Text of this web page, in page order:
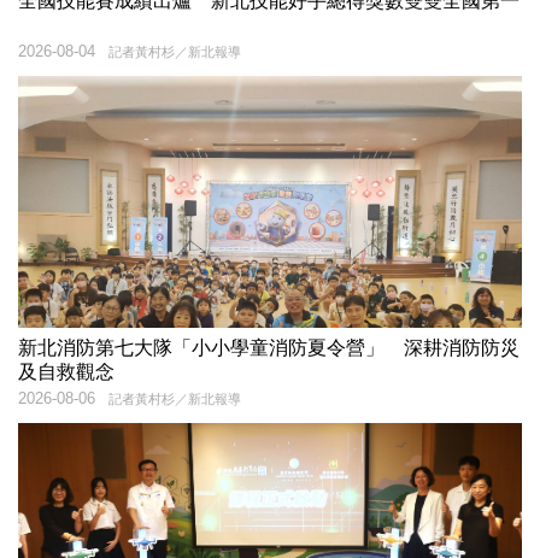
記者黃村杉／新北報導
2026-08-04
新北消防第七大隊「小小學童消防夏令營」 深耕消防防災
及自救觀念
記者黃村杉／新北報導
2026-08-06